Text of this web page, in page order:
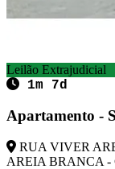
Leilão Extrajudicial
1m 7d
Apartamento -
RUA VIVER
AREIA BRANCA -